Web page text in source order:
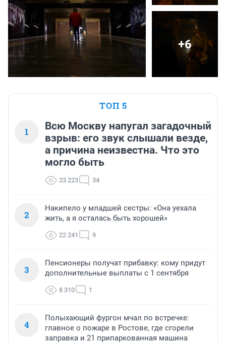
+6
ТОП 5
1
Всю Москву напугал загадочный
взрыв: его звук слышали везде,
а причина неизвестна. Что это
могло быть
23 223 34
2
Накипело у младшей сестры: «Она уехала
жить, а я осталась быть хорошей»
22 241 9
3
Пенсионеры получат прибавку: кому придут
дополнительные выплаты с 1 сентября
8 310 1
4
Полыхающий фургон мчал по встречке:
главное о пожаре в Ростове, где сгорели
заправка и 21 припаркованная машина